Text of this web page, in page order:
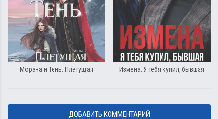
Морана и Тень. Плетущая Измена. Я тебя купил, бывшая
ДОБАВИТЬ КОММЕНТАРИЙ